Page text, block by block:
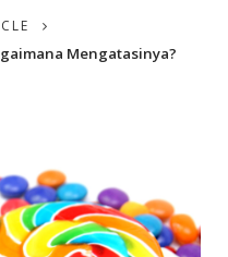
Mengatasinya?